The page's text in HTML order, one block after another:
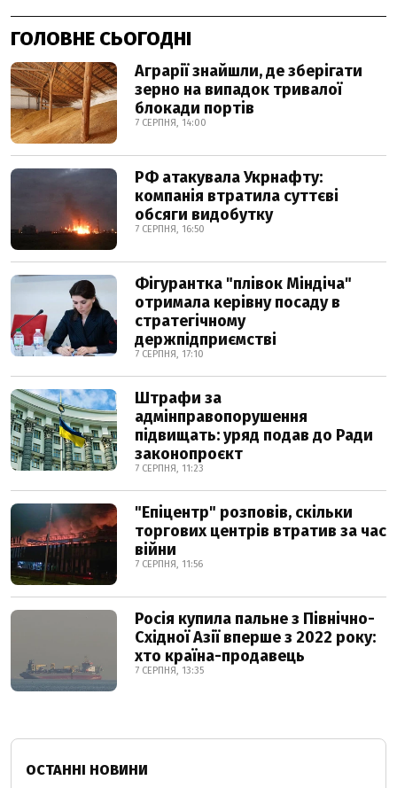
ГОЛОВНЕ СЬОГОДНІ
Аграрії знайшли, де зберігати
зерно на випадок тривалої
блокади портів
7 СЕРПНЯ, 14:00
РФ атакувала Укрнафту:
компанія втратила суттєві
обсяги видобутку
7 СЕРПНЯ, 16:50
Фігурантка "плівок Міндіча"
отримала керівну посаду в
стратегічному
держпідприємстві
7 СЕРПНЯ, 17:10
Штрафи за
адмінправопорушення
підвищать: уряд подав до Ради
законопроєкт
7 СЕРПНЯ, 11:23
"Епіцентр" розповів, скільки
торгових центрів втратив за час
війни
7 СЕРПНЯ, 11:56
Росія купила пальне з Північно-
Східної Азії вперше з 2022 року:
хто країна-продавець
7 СЕРПНЯ, 13:35
ОСТАННІ НОВИНИ